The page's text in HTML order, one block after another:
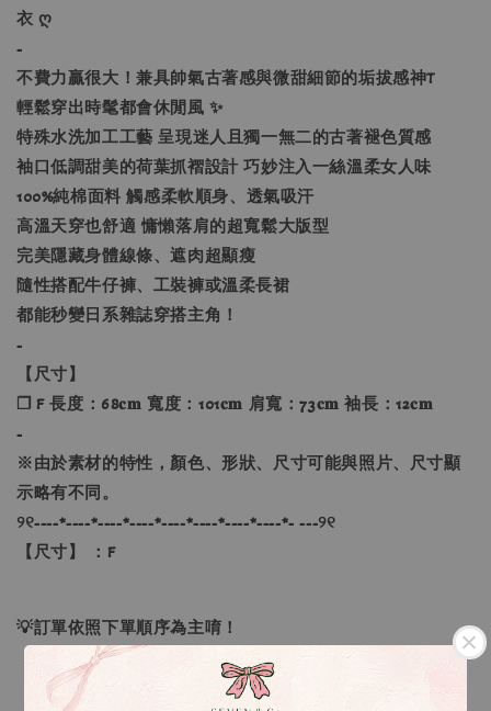
衣 ღ
-
不費力贏很大！兼具帥氣古著感與微甜細節的垢拔感神T
輕鬆穿出時髦都會休閒風 ✨
特殊水洗加工工藝 呈現迷人且獨一無二的古著褪色質感
袖口低調甜美的荷葉抓褶設計 巧妙注入一絲溫柔女人味
100%純棉面料 觸感柔軟順身、透氣吸汗
高溫天穿也舒適 慵懶落肩的超寬鬆大版型
完美隱藏身體線條、遮肉超顯瘦
隨性搭配牛仔褲、工裝褲或溫柔長裙
都能秒變日系雜誌穿搭主角！
-
【尺寸】
❐ F 長度：68𝐜𝐦 寬度：101𝐜𝐦 肩寬：73𝐜𝐦 袖長：12𝐜𝐦
-
※由於素材的特性，顏色、形狀、尺寸可能與照片、尺寸顯
示略有不同。
୨୧----*----*----*----*----*----*----*----*- ---୨୧
【尺寸】 ：F
💡訂單依照下單順序為主唷！